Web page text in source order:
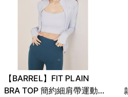
【BARREL】FIT PLAIN
BRA TOP 簡約細肩帶運動